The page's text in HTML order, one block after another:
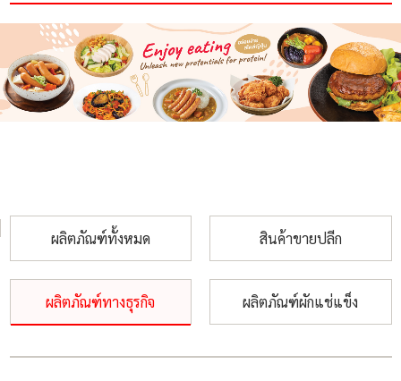
ผลิตภัณฑ์ทั้งหมด สินค้าขายปลีก
ผลิตภัณฑ์ทางธุรกิจ ผลิตภัณฑ์ผักแช่แข็ง